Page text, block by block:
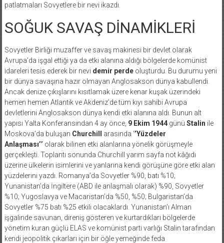
patlatmaları Sovyetlere bir nevi ikazdı.
SOĞUK SAVAŞ DİNAMİKLERİ
Sovyetler Birliği muzaffer ve savaş makinesi bir devlet olarak
Avrupa’da işgal ettiği ya da etki alanına aldığı bölgelerde komünist
idareleri tesis ederek bir nevi demir perde oluşturdu. Bu durumu yeni
bir dünya savaşına hazır olmayan Anglosakson dünya kabullendi.
Ancak denize çıkışlarını kısıtlamak üzere kenar kuşak üzerindeki
hemen hemen Atlantik ve Akdeniz’de tüm kıyı sahibi Avrupa
devletlerini Anglosakson dünya kendi etki alanına aldı. Bunun alt
yapısı Yalta Konferansından 4 ay önce, 9 Ekim 1944günü Stalin ile
Moskova’da buluşan Churchill arasında ‘’Yüzdeler
Anlaşması’’ olarak bilinen etki alanlarına yönelik görüşmeyle
gerçekleşti. Toplantı sonunda Churchill yarım sayfa not kâğıdı
üzerine ülkelerin isimlerini ve yanlarına kendi görüşüne göre etki alan
yüzdelerini yazdı. Romanya’da Sovyetler %90, batı %10;
Yunanistan’da İngiltere (ABD ile anlaşmalı olarak) %90, Sovyetler
%10; Yugoslavya ve Macaristan’da %50, %50; Bulgaristan’da
Sovyetler %75 batı %25 etkili olacaklardı. Yunanistan’ı Alman
işgalinde savunan, direniş gösteren ve kurtardıkları bölgelerde
yönetim kuran güçlü ELAS ve komünist parti varlığı Stalin tarafından
kendi jeopolitik çıkarları için bir öğle yemeğinde feda